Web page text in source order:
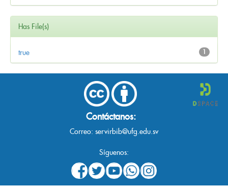
Has File(s)
1
true
Contáctanos:
Correo: servirbib@ufg.edu.sv
Síguenos: